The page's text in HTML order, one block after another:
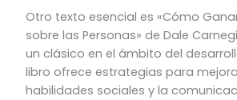
Otro texto esencial es «Cómo
sobre las Personas» de Dale
un clásico en el ámbito del
libro ofrece estrategias para
habilidades sociales y la